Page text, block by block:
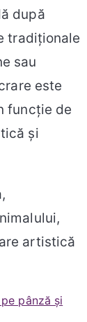
după
tradiționale
sau
este
funcție de
și
artistică